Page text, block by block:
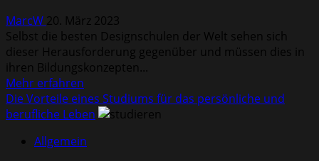
MarcW 20. März 2023
Selbst die besten Designschulen der Welt sehen sich
dieser Herausforderung gegenüber und müssen dies in
ihren Bildungskonzepten...
Mehr erfahren
Informationen
über
Design
Die Vorteile eines Studiums für das persönliche und
berufliche Leben
Allgemein